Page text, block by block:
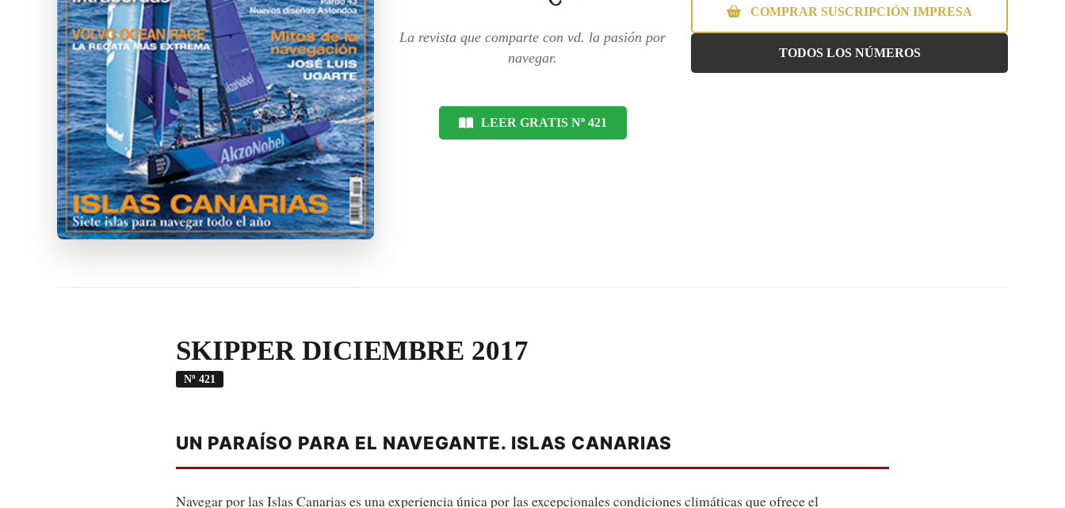
La revista que comparte con vd. la pasión por
navegar.
LEER GRATIS Nº 421
COMPRAR SUSCRIPCIÓN IMPRESA
TODOS LOS NÚMEROS
SKIPPER DICIEMBRE 2017
Nº 421
UN PARAÍSO PARA EL NAVEGANTE. ISLAS CANARIAS
Navegar por las Islas Canarias es una experiencia única por las excepcionales condiciones climáticas que ofrece el